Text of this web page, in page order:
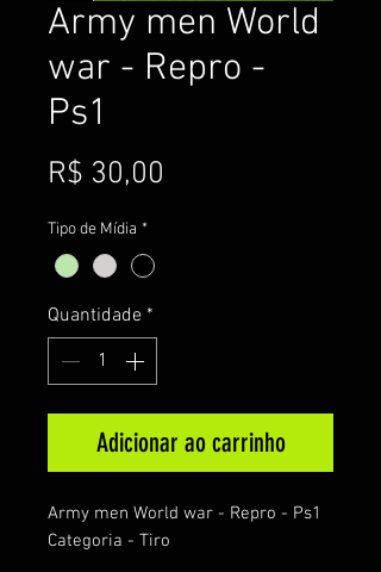
Army men World
war - Repro -
Ps1
R$ 30,00
Tipo de Mídia *
Quantidade *
Adicionar ao carrinho
Army men World war - Repro - Ps1
Categoria - Tiro